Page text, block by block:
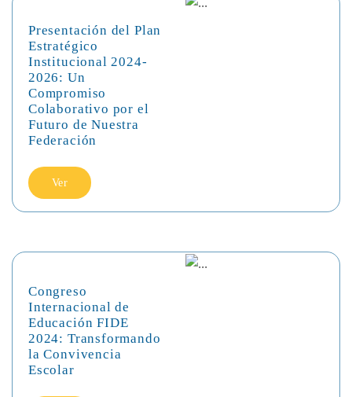
Presentación del Plan
Estratégico
Institucional 2024-
2026: Un
Compromiso
Colaborativo por el
Futuro de Nuestra
Federación
Ver
Congreso
Internacional de
Educación FIDE
2024: Transformando
la Convivencia
Escolar